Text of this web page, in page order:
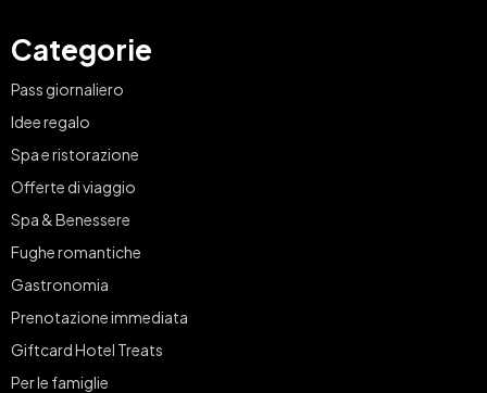
Categorie
Pass giornaliero
Idee regalo
Spa e ristorazione
Offerte di viaggio
Spa & Benessere
Fughe romantiche
Gastronomia
Prenotazione immediata
Giftcard Hotel Treats
Per le famiglie